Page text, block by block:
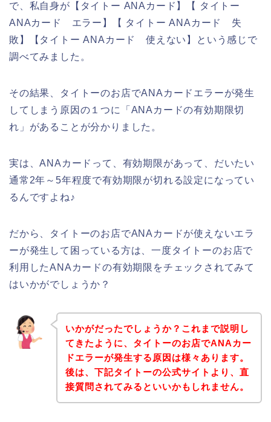
で、私自身が【タイトー ANAカード】【 タイトー
ANAカード エラー】【 タイトー ANAカード 失
敗】【タイトー ANAカード 使えない】という感じで
調べてみました。
その結果、タイトーのお店でANAカードエラーが発生
してしまう原因の１つに「ANAカードの有効期限切
れ」があることが分かりました。
実は、ANAカードって、有効期限があって、だいたい
通常2年～5年程度で有効期限が切れる設定になってい
るんですよね♪
だから、タイトーのお店でANAカードが使えないエラ
ーが発生して困っている方は、一度タイトーのお店で
利用したANAカードの有効期限をチェックされてみて
はいかがでしょうか？
いかがだったでしょうか？これまで説明し
てきたように、タイトーのお店でANAカー
ドエラーが発生する原因は様々あります。
後は、下記タイトーの公式サイトより、直
接質問されてみるといいかもしれません。